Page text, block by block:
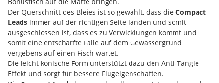
Der Querschnitt des Bleies ist so gewählt, dass die Compact
Leads immer auf der richtigen Seite landen und somit
ausgeschlossen ist, dass es zu Verwicklungen kommt und
somit eine entschärfte Falle auf dem Gewässergrund
vergebens auf einen Fisch wartet.
Die leicht konische Form unterstützt dazu den Anti-Tangle
Effekt und sorgt für bessere Flugeigenschaften.